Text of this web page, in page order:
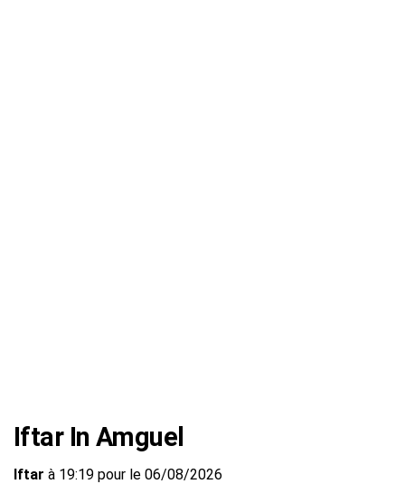
Iftar In Amguel
Iftar à 19:19 pour le 06/08/2026